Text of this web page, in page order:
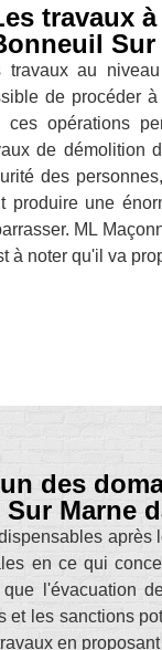
travaux
Sur
travaux au
de procéder
ces opérations
de démolition
des
produire une
ML
à noter qu'il va
des
Marne
en ce qui
l'évacuation
et les sanctions
en